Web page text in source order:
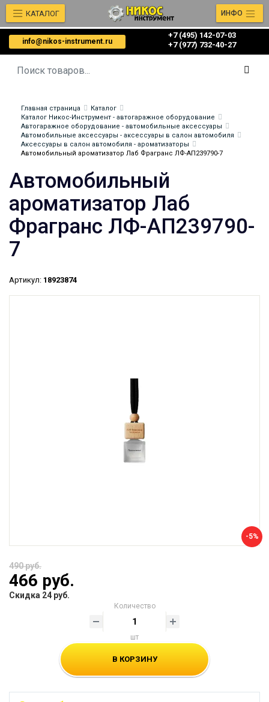
info@nikos-instrument.ru
+7 (495) 142-07-03
‎‎+7 (977) 732-40-27
КАТАЛОГ ИНФО
Главная страница
Каталог
Каталог Никос-Инструмент - автогаражное оборудование
Автогаражное оборудование - автомобильные аксессуары
Автомобильные аксессуары - аксессуары в салон автомобиля
Аксессуары в салон автомобиля - ароматизаторы
Автомобильный ароматизатор Лаб Фрагранс ЛФ-АП239790-7
Автомобильный
ароматизатор Лаб
Фрагранс ЛФ-АП239790-
7
Артикул: 18923874
-5%
490 руб.
466 руб.
Скидка 24 руб.
Количество
шт
В КОРЗИНУ